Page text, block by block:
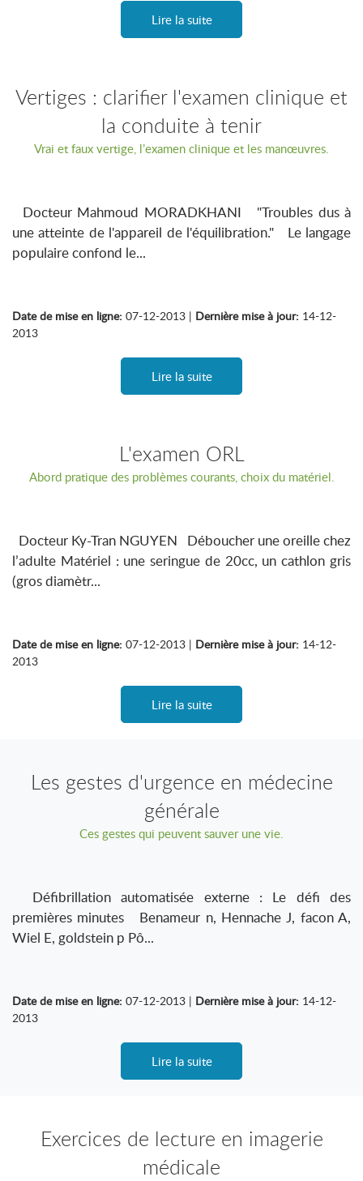
Lire la suite
Vertiges : clarifier l'examen clinique et
la conduite à tenir
Vrai et faux vertige, l’examen clinique et les manœuvres.
Docteur Mahmoud MORADKHANI "Troubles dus à
une atteinte de l'appareil de l'équilibration." Le langage
populaire confond le...
Date de mise en ligne: 07-12-2013 | Dernière mise à jour: 14-12-
2013
Lire la suite
L'examen ORL
Abord pratique des problèmes courants, choix du matériel.
Docteur Ky-Tran NGUYEN Déboucher une oreille chez
l’adulte Matériel : une seringue de 20cc, un cathlon gris
(gros diamètr...
Date de mise en ligne: 07-12-2013 | Dernière mise à jour: 14-12-
2013
Lire la suite
Les gestes d'urgence en médecine
générale
Ces gestes qui peuvent sauver une vie.
Défibrillation automatisée externe : Le défi des
premières minutes Benameur n, Hennache J, facon A,
Wiel E, goldstein p Pô...
Date de mise en ligne: 07-12-2013 | Dernière mise à jour: 14-12-
2013
Lire la suite
Exercices de lecture en imagerie
médicale